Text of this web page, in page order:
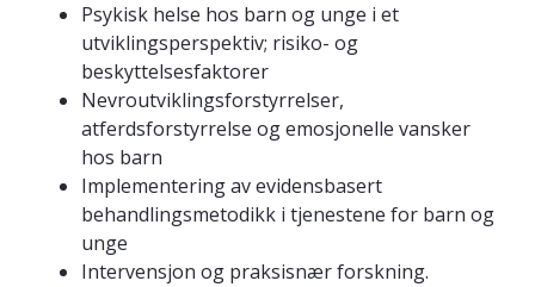
Psykisk helse hos barn og unge i et
utviklingsperspektiv; risiko- og
beskyttelsesfaktorer
Nevroutviklingsforstyrrelser,
atferdsforstyrrelse og emosjonelle vansker
hos barn
Implementering av evidensbasert
behandlingsmetodikk i tjenestene for barn og
unge
Intervensjon og praksisnær forskning.